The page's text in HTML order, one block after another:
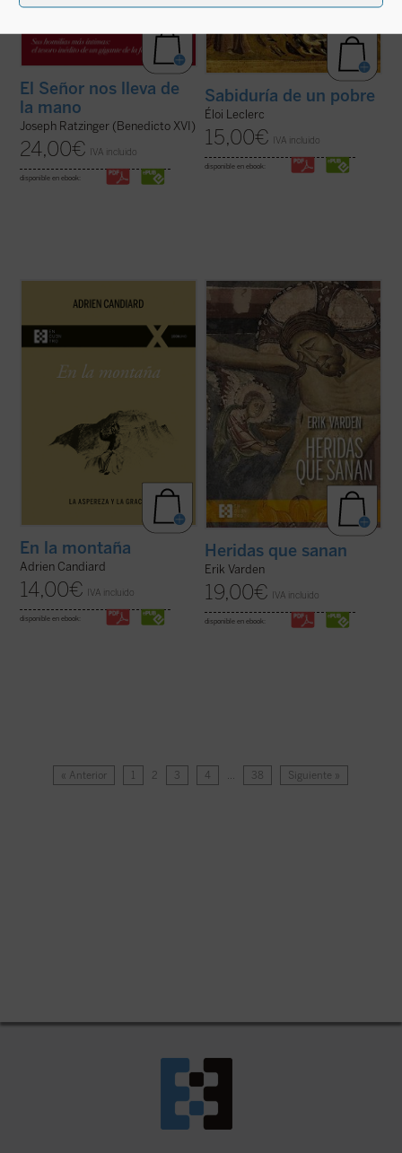
El Señor nos lleva de
la mano
Joseph Ratzinger (Benedicto XVI)
24,00€ IVA incluido
disponible en ebook:
Sabiduría de un pobre
Éloi Leclerc
15,00€ IVA incluido
disponible en ebook:
Adrien Candiard nos conduce al corazón
proclama las Bienaventuranzas y propone
exigencias que parecen inalcanzables:
En la montaña
Adrien Candiard
14,00€ IVA incluido
disponible en ebook:
¿Qué hacer cuando el sufrimiento se
vuelve insoportable y las respuestas
convencionales ya no bastan? El monje y
obispo Erik Varden nos propone un camino.
Inspirándose en un antiguo poema
cisterciense, este libro nos invita a
contemplar ...
Heridas que sanan
Erik Varden
19,00€ IVA incluido
disponible en ebook:
« Anterior 1 2 3 4 … 38 Siguiente »